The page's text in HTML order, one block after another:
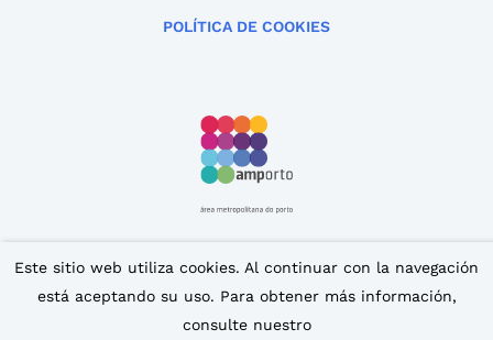
POLÍTICA DE COOKIES
Este sitio está protegido por reCAPTCHA y se aplican la
Política de privacidad
y los
Términos de servicio de
Google.
© 2007 – 2026 iPorto. Todos los derechos reservados.
Este sitio web utiliza cookies. Al continuar con la navegación
está aceptando su uso. Para obtener más información,
consulte nuestro